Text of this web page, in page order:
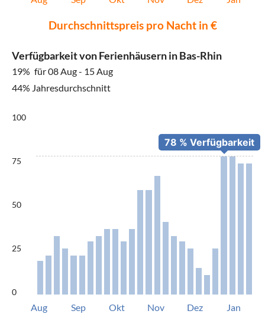
Durchschnittspreis pro Nacht in €
Verfügbarkeit von Ferienhäusern in Bas-Rhin
19% für 08 Aug - 15 Aug
44% Jahresdurchschnitt
100
75
50
25
0
Aug Sep Okt Nov Dez Jan